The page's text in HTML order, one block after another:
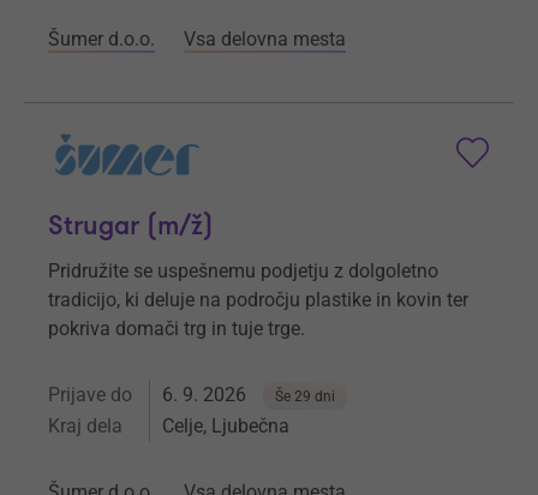
Šumer d.o.o. Vsa delovna mesta
Strugar (m/ž)
Pridružite se uspešnemu podjetju z dolgoletno
tradicijo, ki deluje na področju plastike in kovin ter
pokriva domači trg in tuje trge.
Prijave do 6. 9. 2026 Še 29 dni
Kraj dela Celje, Ljubečna